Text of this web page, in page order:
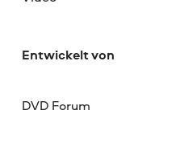
Entwickelt von
DVD Forum